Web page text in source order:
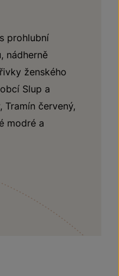
prohlubní
nádherně
ženského
Slup a
Tramín červený,
modré a